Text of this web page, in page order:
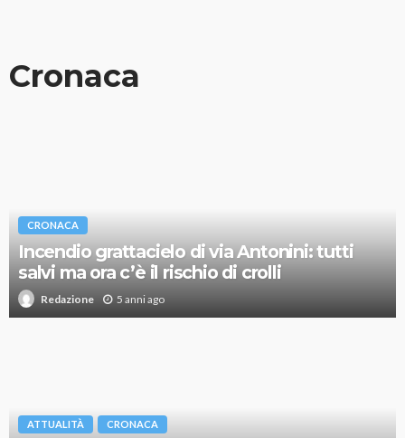
Cronaca
CRONACA
Incendio grattacielo di via Antonini: tutti
salvi ma ora c’è il rischio di crolli
Redazione 5 anni ago
ATTUALITÀ CRONACA